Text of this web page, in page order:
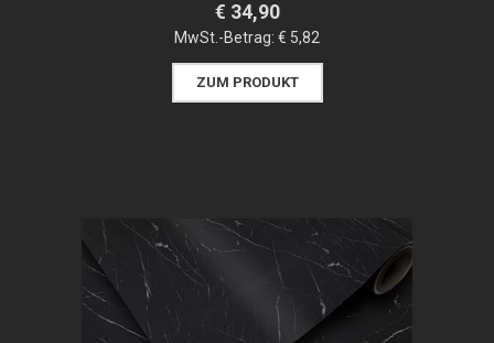
€ 34,90
MwSt.-Betrag: € 5,82
ZUM PRODUKT